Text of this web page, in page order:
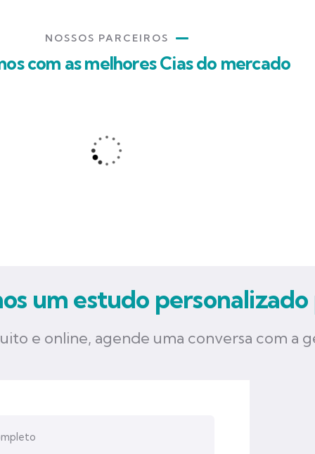
NOSSOS PARCEIROS
com as melhores Cias do mercado
um estudo personalizado
e online, agende uma conversa com a